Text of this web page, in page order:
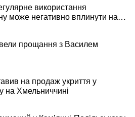
використання
може негативно вплинути на
прощання з Василем
на продаж укриття у
на Хмельниччині